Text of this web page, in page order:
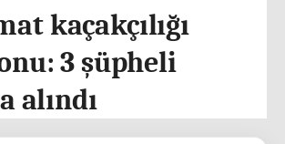
kaçakçılığı
3 şüpheli
alındı